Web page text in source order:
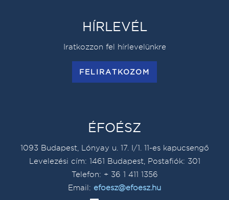
HÍRLEVÉL
Iratkozzon fel hírlevelünkre
FELIRATKOZOM
ÉFOÉSZ
1093 Budapest, Lónyay u. 17. I/1. 11-es kapucsengő
Levelezési cím: 1461 Budapest, Postafiók: 301
Telefon: + 36 1 411 1356
Email: efoesz@efoesz.hu